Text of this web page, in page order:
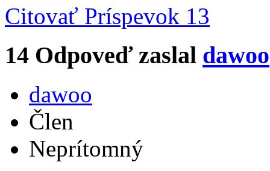
Citovať Príspevok 13
14 Odpoveď zaslal dawoo
dawoo
Člen
Neprítomný